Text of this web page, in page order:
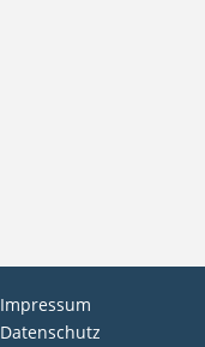
Impressum
Datenschutz